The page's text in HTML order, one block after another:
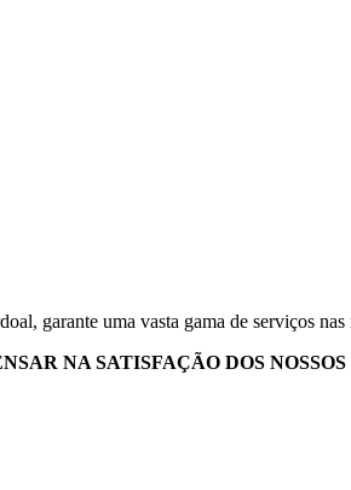
garante uma vasta gama de serviços
NA SATISFAÇÃO DOS